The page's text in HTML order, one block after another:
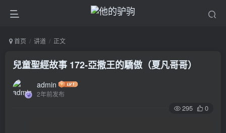
首页 讲道 正文
兒童聖經故事 172-亞撒王的驕傲（夏凡哥哥）
admin
2年前发布
295 0